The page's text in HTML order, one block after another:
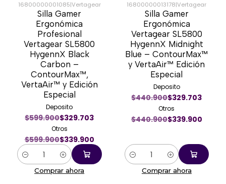
-43%
16800000001085|Vertagear
Silla Gamer
Ergonómica
Profesional
Vertagear SL5800
HygennX Black
Carbon –
ContourMax™,
VertaAir™ y Edición
Especial
Deposito
$599.900$329.703
Otros
$599.900$339.900
Cantidad
Comprar ahora
-23%
16800000013178|Vertagear
Silla Gamer
Ergonómica
Vertagear SL5800
HygennX Midnight
Blue – ContourMax™
y VertaAir™ Edición
Especial
Deposito
$440.900$329.703
Otros
$440.900$339.900
Cantidad
Comprar ahora